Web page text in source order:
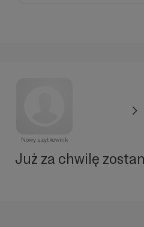
Nowy użytkownik
Już za chwilę